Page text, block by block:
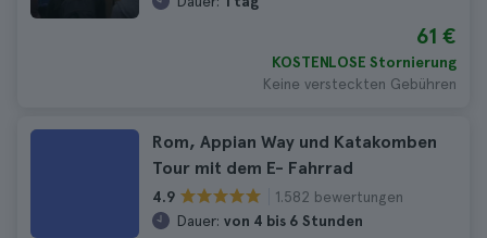
61 €
KOSTENLOSE Stornierung
Keine versteckten Gebühren
Rom, Appian Way und Katakomben
Tour mit dem E- Fahrrad
4.9
1.582 bewertungen
Dauer: von 4 bis 6 Stunden